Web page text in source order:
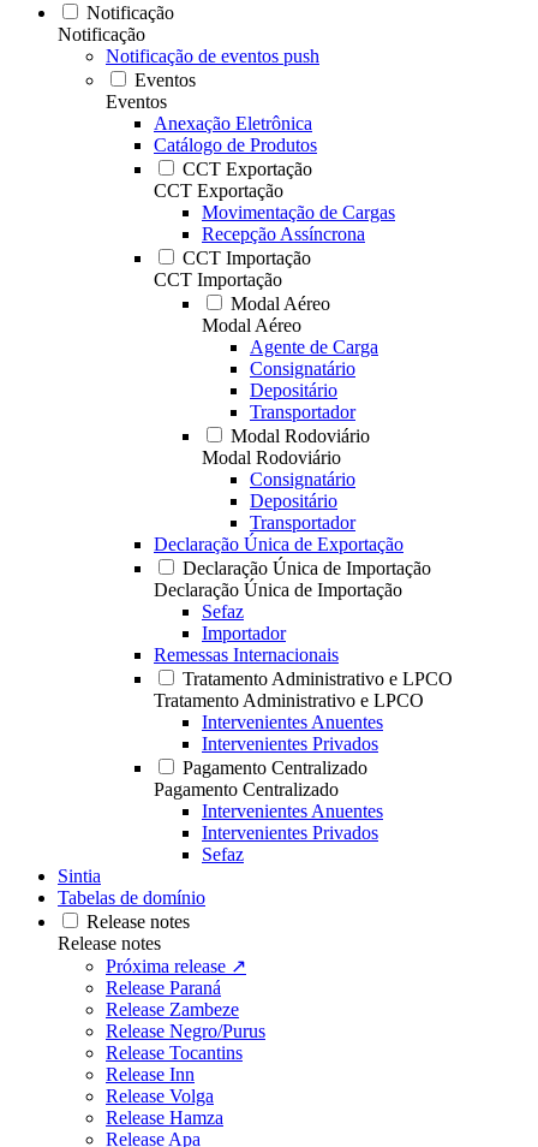
Notificação
Notificação
Notificação de eventos push
Eventos
Eventos
Anexação Eletrônica
Catálogo de Produtos
CCT Exportação
CCT Exportação
Movimentação de Cargas
Recepção Assíncrona
CCT Importação
CCT Importação
Modal Aéreo
Modal Aéreo
Agente de Carga
Consignatário
Depositário
Transportador
Modal Rodoviário
Modal Rodoviário
Consignatário
Depositário
Transportador
Declaração Única de Exportação
Declaração Única de Importação
Declaração Única de Importação
Sefaz
Importador
Remessas Internacionais
Tratamento Administrativo e LPCO
Tratamento Administrativo e LPCO
Intervenientes Anuentes
Intervenientes Privados
Pagamento Centralizado
Pagamento Centralizado
Intervenientes Anuentes
Intervenientes Privados
Sefaz
Sintia
Tabelas de domínio
Release notes
Release notes
Próxima release ↗
Release Paraná
Release Zambeze
Release Negro/Purus
Release Tocantins
Release Inn
Release Volga
Release Hamza
Release Apa